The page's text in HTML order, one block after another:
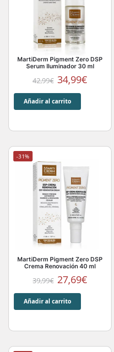
MartiDerm Pigment Zero DSP
Serum Iluminador 30 ml
42,99€ 34,99€
Añadir al carrito
-31%
MartiDerm Pigment Zero DSP
Crema Renovación 40 ml
39,99€ 27,69€
Añadir al carrito